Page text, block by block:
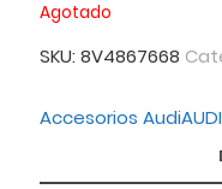
Agotado
SKU: 8V4867668
Accesorios AudiAUDI